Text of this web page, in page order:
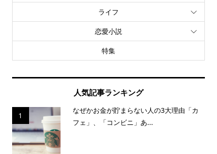
ライフ
恋愛小説
特集
人気記事ランキング
1
なぜかお金が貯まらない人の3大理由「カ
フェ」、「コンビニ」あ...